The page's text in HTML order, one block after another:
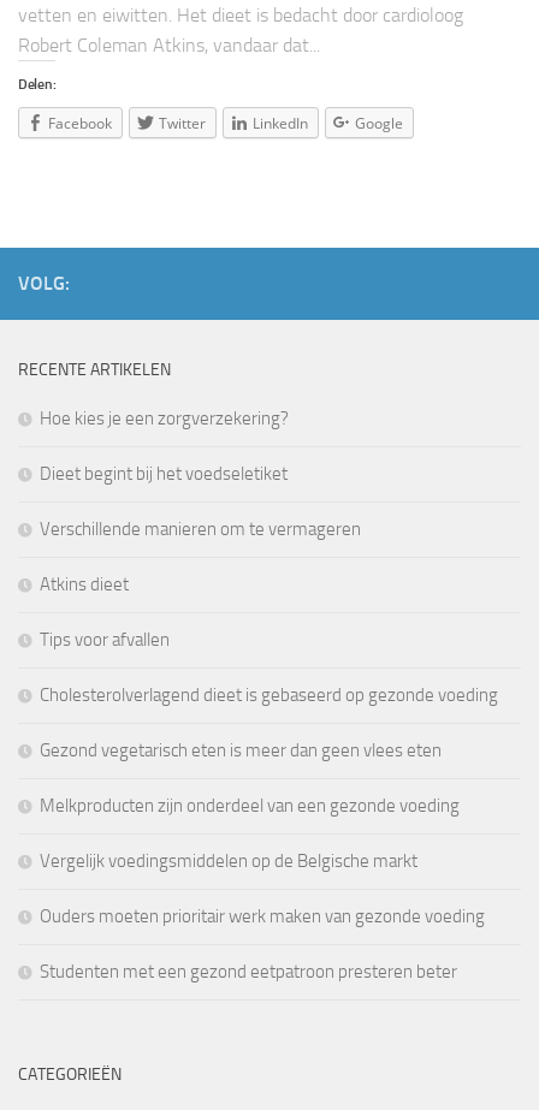
vetten en eiwitten. Het dieet is bedacht door cardioloog
Robert Coleman Atkins, vandaar dat...
Delen:
Facebook Twitter LinkedIn Google
VOLG:
RECENTE ARTIKELEN
Hoe kies je een zorgverzekering?
Dieet begint bij het voedseletiket
Verschillende manieren om te vermageren
Atkins dieet
Tips voor afvallen
Cholesterolverlagend dieet is gebaseerd op gezonde voeding
Gezond vegetarisch eten is meer dan geen vlees eten
Melkproducten zijn onderdeel van een gezonde voeding
Vergelijk voedingsmiddelen op de Belgische markt
Ouders moeten prioritair werk maken van gezonde voeding
Studenten met een gezond eetpatroon presteren beter
CATEGORIEËN